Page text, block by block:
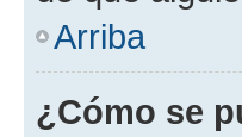
Arriba
¿Cómo se